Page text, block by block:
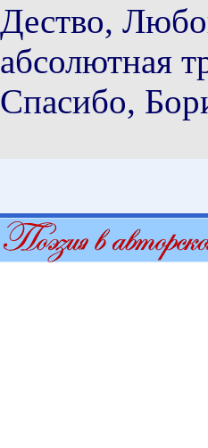
Дество,
абсолютная
Спасибо,